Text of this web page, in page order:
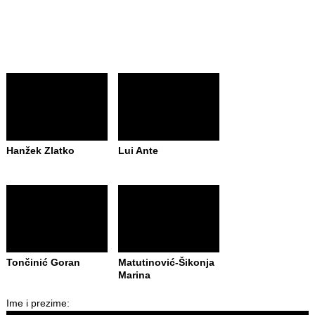
Hanžek Zlatko Lui Ante
Tončinić Goran
Matutinović-Šikonja
Marina
Ime i prezime: